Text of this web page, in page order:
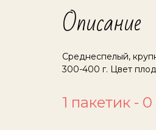
Описание
Среднеспелый,
300-400 г. Цвет
1 пакетик -